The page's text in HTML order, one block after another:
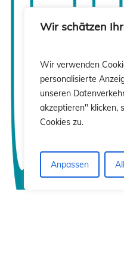
Wir schätzen
Wir verwenden
personalisierte
unseren
akzeptieren" klicken,
Cookies zu.
Anpassen